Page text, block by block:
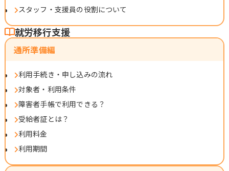
スタッフ・支援員の役割について
就労移行支援
通所準備編
利用手続き・申し込みの流れ
対象者・利用条件
障害者手帳で利用できる？
受給者証とは？
利用料金
利用期間